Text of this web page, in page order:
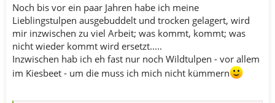
Noch bis vor ein paar Jahren habe ich meine
Lieblingstulpen ausgebuddelt und trocken gelagert, wird
mir inzwischen zu viel Arbeit; was kommt, kommt; was
nicht wieder kommt wird ersetzt.....
Inzwischen hab ich eh fast nur noch Wildtulpen - vor allem
im Kiesbeet - um die muss ich mich nicht kümmern